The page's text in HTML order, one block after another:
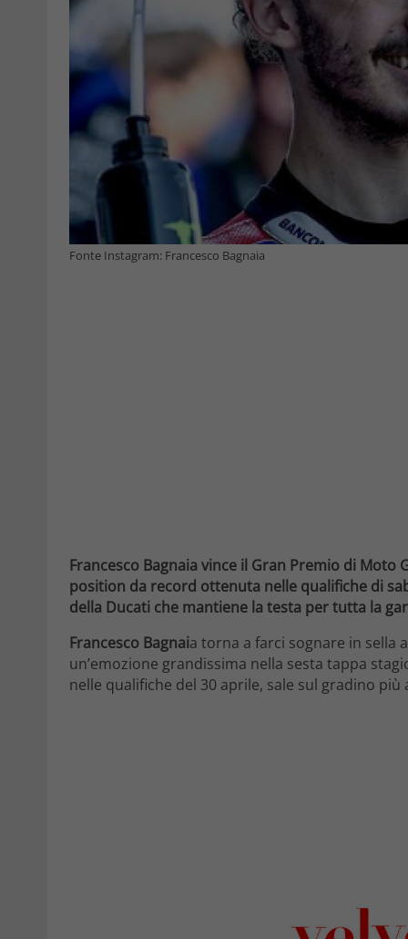
Fonte Instagram: Francesco Bagnaia
Francesco Bagnaia vince il Gran Premio di
position da record ottenuta nelle qualifiche di
della Ducati che mantiene la testa per tutta la
Francesco Bagnaia torna a farci sognare in sella
un’emozione grandissima nella sesta tappa
nelle qualifiche del 30 aprile, sale sul gradino